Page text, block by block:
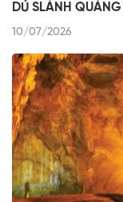
DÚ SLẢNH QUẢNG
10/07/2026